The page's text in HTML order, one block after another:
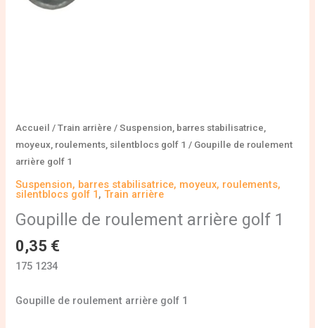
Accueil /Train arrière /Suspension, barres stabilisatrice,
moyeux, roulements, silentblocs golf 1 / Goupille de roulement
arrière golf 1
Suspension, barres stabilisatrice, moyeux, roulements,
silentblocs golf 1,Train arrière
Goupille de roulement arrière golf 1
0,35 €
175 1234
Goupille de roulement arrière golf 1